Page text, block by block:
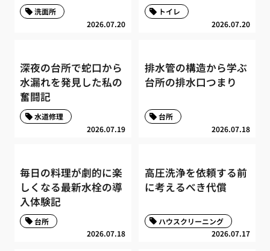
2026.07.20
洗面所
2026.07.20
トイレ
深夜の台所で蛇口から
水漏れを発見した私の
奮闘記
2026.07.19
水道修理
排水管の構造から学ぶ
台所の排水口つまり
2026.07.18
台所
毎日の料理が劇的に楽
しくなる最新水栓の導
入体験記
2026.07.18
台所
高圧洗浄を依頼する前
に考えるべき代償
2026.07.17
ハウスクリーニング